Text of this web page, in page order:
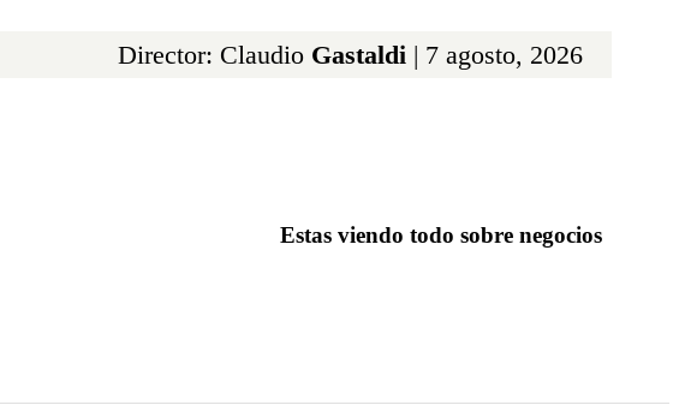
Director: Claudio Gastaldi | 7 agosto, 2026
Estas viendo todo sobre negocios